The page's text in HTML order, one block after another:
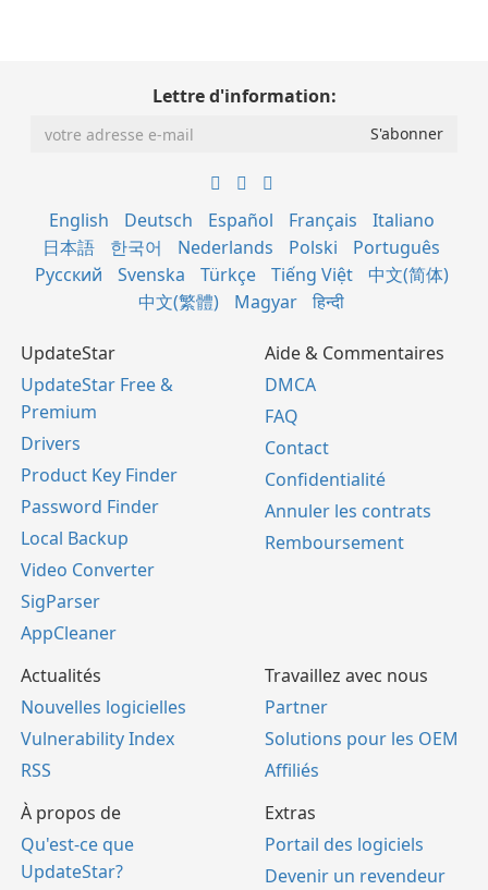
Lettre d'information:
English Deutsch Español Français
Italiano
日本語
한국어 Nederlands Polski
Português
Русский
Svenska Türkçe Tiếng Việt
中文(简体)
中文(繁體)
Magyar हिन्दी
UpdateStar
UpdateStar Free &
Premium
Drivers
Product Key Finder
Password Finder
Local Backup
Video Converter
SigParser
AppCleaner
Aide & Commentaires
DMCA
FAQ
Contact
Confidentialité
Annuler les contrats
Remboursement
Actualités
Nouvelles logicielles
Vulnerability Index
RSS
Travaillez avec nous
Partner
Solutions pour les OEM
Affiliés
À propos de
Qu'est-ce que
UpdateStar?
Extras
Portail des logiciels
Devenir un revendeur